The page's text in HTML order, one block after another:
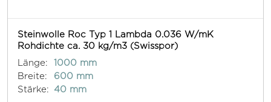
Steinwolle Roc Typ 1 Lambda 0.036 W/mK
Rohdichte ca. 30 kg/m3 (Swisspor)
Länge:
1000 mm
Breite:
600 mm
Stärke:
40 mm